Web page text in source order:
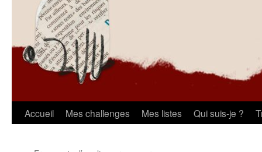
Aller
Accueil Mes challenges Mes listes Qui suis-je ?